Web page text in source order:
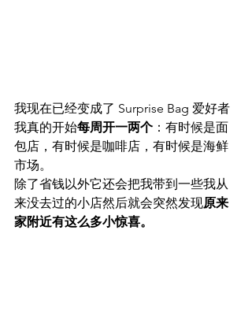
我现在已经变成了 Surprise Bag 爱好者
我真的开始每周开一两个 ：有时候是面
包店，有时候是咖啡店，有时候是海鲜
市场。
除了省钱以外它还会把我带到一些我从
来没去过的小店然后就会突然发现原来
家附近有这么多小惊喜。